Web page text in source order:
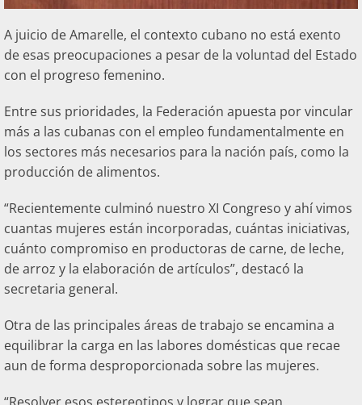
A juicio de Amarelle, el contexto cubano no está exento
de esas preocupaciones a pesar de la voluntad del Estado
con el progreso femenino.
Entre sus prioridades, la Federación apuesta por vincular
más a las cubanas con el empleo fundamentalmente en
los sectores más necesarios para la nación país, como la
producción de alimentos.
“Recientemente culminó nuestro XI Congreso y ahí vimos
cuantas mujeres están incorporadas, cuántas iniciativas,
cuánto compromiso en productoras de carne, de leche,
de arroz y la elaboración de artículos”, destacó la
secretaria general.
Otra de las principales áreas de trabajo se encamina a
equilibrar la carga en las labores domésticas que recae
aun de forma desproporcionada sobre las mujeres.